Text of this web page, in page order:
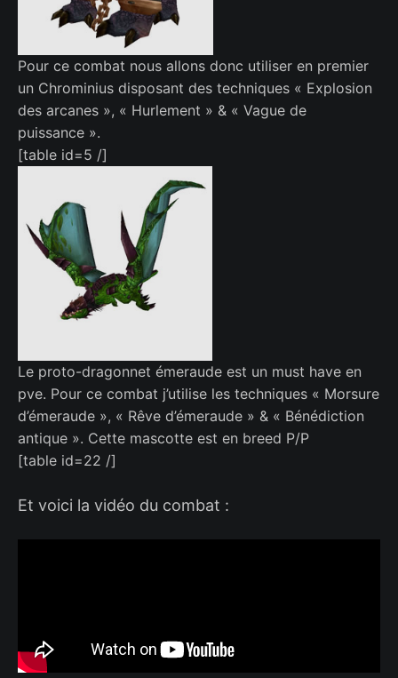
Pour ce combat nous allons donc utiliser en premier
un Chrominius disposant des techniques « Explosion
des arcanes », « Hurlement » & « Vague de
puissance ».
[table id=5 /]
Le proto-dragonnet émeraude est un must have en
pve. Pour ce combat j’utilise les techniques « Morsure
d’émeraude », « Rêve d’émeraude » & « Bénédiction
antique ». Cette mascotte est en breed P/P
[table id=22 /]
Et voici la vidéo du combat :